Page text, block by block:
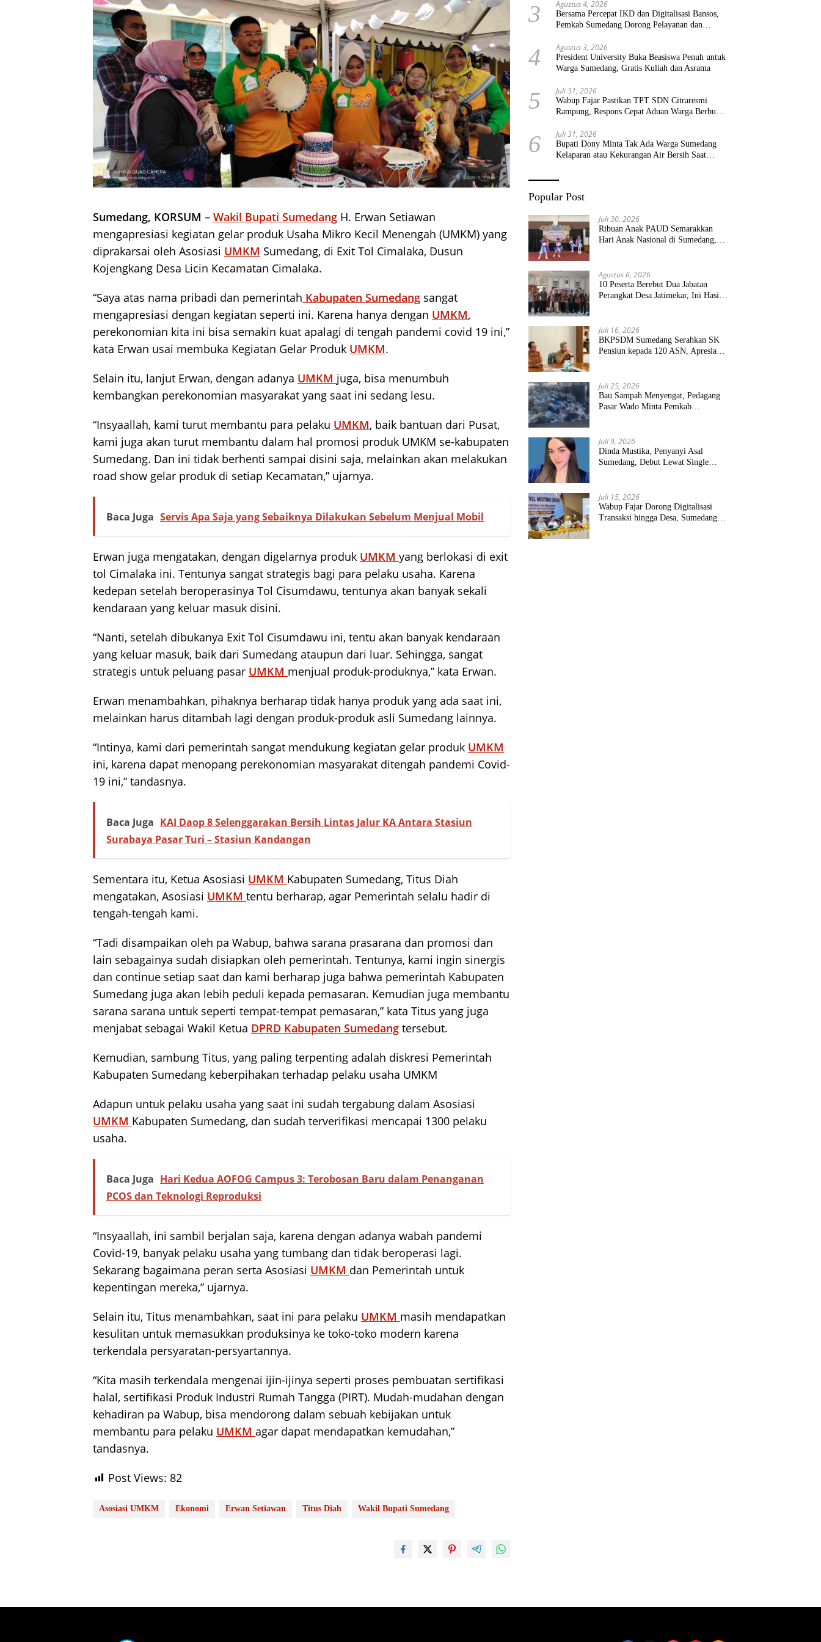
Sumedang, KORSUM – Wakil Bupati Sumedang H. Erwan Setiawan
mengapresiasi kegiatan gelar produk Usaha Mikro Kecil Menengah (UMKM) yang
diprakarsai oleh Asosiasi UMKM Sumedang, di Exit Tol Cimalaka, Dusun
Kojengkang Desa Licin Kecamatan Cimalaka.
“Saya atas nama pribadi dan pemerintah Kabupaten Sumedang sangat
mengapresiasi dengan kegiatan seperti ini. Karena hanya dengan UMKM,
perekonomian kita ini bisa semakin kuat apalagi di tengah pandemi covid 19 ini,”
kata Erwan usai membuka Kegiatan Gelar Produk UMKM.
Selain itu, lanjut Erwan, dengan adanya UMKM juga, bisa menumbuh
kembangkan perekonomian masyarakat yang saat ini sedang lesu.
“Insyaallah, kami turut membantu para pelaku UMKM, baik bantuan dari Pusat,
kami juga akan turut membantu dalam hal promosi produk UMKM se-kabupaten
Sumedang. Dan ini tidak berhenti sampai disini saja, melainkan akan melakukan
road show gelar produk di setiap Kecamatan,” ujarnya.
Baca Juga Servis Apa Saja yang Sebaiknya Dilakukan Sebelum Menjual Mobil
Erwan juga mengatakan, dengan digelarnya produk UMKM yang berlokasi di exit
tol Cimalaka ini. Tentunya sangat strategis bagi para pelaku usaha. Karena
kedepan setelah beroperasinya Tol Cisumdawu, tentunya akan banyak sekali
kendaraan yang keluar masuk disini.
“Nanti, setelah dibukanya Exit Tol Cisumdawu ini, tentu akan banyak kendaraan
yang keluar masuk, baik dari Sumedang ataupun dari luar. Sehingga, sangat
strategis untuk peluang pasar UMKM menjual produk-produknya,” kata Erwan.
Erwan menambahkan, pihaknya berharap tidak hanya produk yang ada saat ini,
melainkan harus ditambah lagi dengan produk-produk asli Sumedang lainnya.
“Intinya, kami dari pemerintah sangat mendukung kegiatan gelar produk UMKM
ini, karena dapat menopang perekonomian masyarakat ditengah pandemi Covid-
19 ini,” tandasnya.
Baca Juga KAI Daop 8 Selenggarakan Bersih Lintas Jalur KA Antara Stasiun
Surabaya Pasar Turi – Stasiun Kandangan
Sementara itu, Ketua Asosiasi UMKM Kabupaten Sumedang, Titus Diah
mengatakan, Asosiasi UMKM tentu berharap, agar Pemerintah selalu hadir di
tengah-tengah kami.
“Tadi disampaikan oleh pa Wabup, bahwa sarana prasarana dan promosi dan
lain sebagainya sudah disiapkan oleh pemerintah. Tentunya, kami ingin sinergis
dan continue setiap saat dan kami berharap juga bahwa pemerintah Kabupaten
Sumedang juga akan lebih peduli kepada pemasaran. Kemudian juga membantu
sarana sarana untuk seperti tempat-tempat pemasaran,” kata Titus yang juga
menjabat sebagai Wakil Ketua DPRD Kabupaten Sumedang tersebut.
Kemudian, sambung Titus, yang paling terpenting adalah diskresi Pemerintah
Kabupaten Sumedang keberpihakan terhadap pelaku usaha UMKM
Adapun untuk pelaku usaha yang saat ini sudah tergabung dalam Asosiasi
UMKM Kabupaten Sumedang, dan sudah terverifikasi mencapai 1300 pelaku
usaha.
Baca Juga Hari Kedua AOFOG Campus 3: Terobosan Baru dalam Penanganan
PCOS dan Teknologi Reproduksi
“Insyaallah, ini sambil berjalan saja, karena dengan adanya wabah pandemi
Covid-19, banyak pelaku usaha yang tumbang dan tidak beroperasi lagi.
Sekarang bagaimana peran serta Asosiasi UMKM dan Pemerintah untuk
kepentingan mereka,” ujarnya.
Selain itu, Titus menambahkan, saat ini para pelaku UMKM masih mendapatkan
kesulitan untuk memasukkan produksinya ke toko-toko modern karena
terkendala persyaratan-persyartannya.
“Kita masih terkendala mengenai ijin-ijinya seperti proses pembuatan sertifikasi
halal, sertifikasi Produk Industri Rumah Tangga (PIRT). Mudah-mudahan dengan
kehadiran pa Wabup, bisa mendorong dalam sebuah kebijakan untuk
membantu para pelaku UMKM agar dapat mendapatkan kemudahan,”
tandasnya.
Post Views: 82
Asosiasi UMKM Ekonomi Erwan Setiawan Titus Diah Wakil Bupati Sumedang
3 Agustus 4, 2026
Bersama Percepat IKD dan Digitalisasi Bansos,
Pemkab Sumedang Dorong Pelayanan dan
4 Agustus 3, 2026
President University Buka Beasiswa Penuh untuk
Warga Sumedang, Gratis Kuliah dan Asrama
5 Juli 31, 2026
Wabup Fajar Pastikan TPT SDN Citraresmi
Rampung, Respons Cepat Aduan Warga Berbuah
6 Juli 31, 2026
Bupati Dony Minta Tak Ada Warga Sumedang
Kelaparan atau Kekurangan Air Bersih Saat
Popular Post
Juli 30, 2026
Ribuan Anak PAUD Semarakkan
Hari Anak Nasional di Sumedang,
Agustus 6, 2026
10 Peserta Berebut Dua Jabatan
Perangkat Desa Jatimekar, Ini Hasil
Juli 16, 2026
BKPSDM Sumedang Serahkan SK
Pensiun kepada 120 ASN, Apresiasi
Juli 25, 2026
Bau Sampah Menyengat, Pedagang
Pasar Wado Minta Pemkab
Juli 9, 2026
Dinda Mustika, Penyanyi Asal
Sumedang, Debut Lewat Single
Juli 15, 2026
Wabup Fajar Dorong Digitalisasi
Transaksi hingga Desa, Sumedang